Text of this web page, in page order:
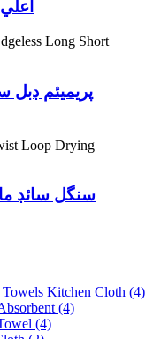
پريميئم ڊبل
سنگل سائڊ